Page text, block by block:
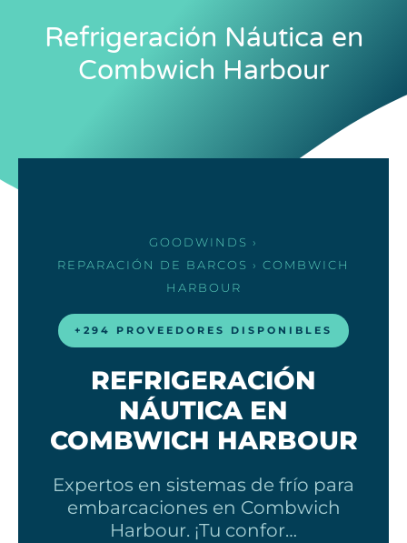
Refrigeración Náutica en
Combwich Harbour
GOODWINDS ›
REPARACIÓN DE BARCOS › COMBWICH
HARBOUR
+294 PROVEEDORES DISPONIBLES
REFRIGERACIÓN
NÁUTICA EN
COMBWICH HARBOUR
Expertos en sistemas de frío para
embarcaciones en Combwich
Harbour. ¡Tu confor…